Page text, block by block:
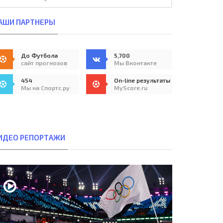
ПАРТНЕРЫ
До Футбола
сайт прогнозов
5,700
Мы Вконтакте
454
Мы на Спортс.ру
On-line результаты
MyScore.ru
РЕПОРТАЖИ